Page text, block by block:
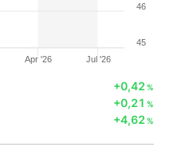
Apr '26 Jul '26
45
46
+0,42%
+0,21 %
+4,62%